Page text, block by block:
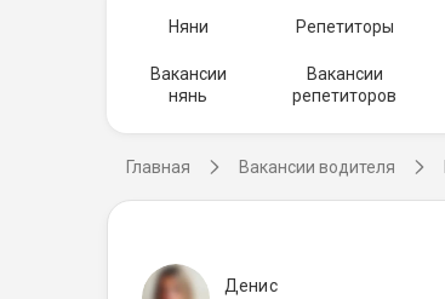
Няни Репетиторы
Вакансии
нянь
Вакансии
репетиторов
Главная Вакансии водителя
Денис